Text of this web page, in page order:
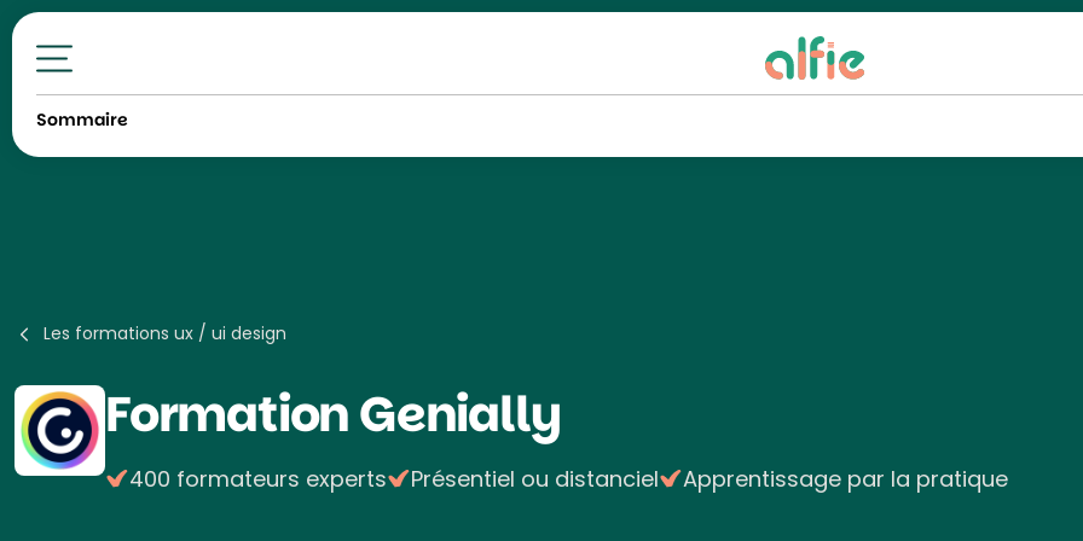
Toutes nos formations
Sommaire
Les formations ux / ui design
FormationGenially
400 formateurs experts Présentiel ou distanciel Apprentissage par la pratique